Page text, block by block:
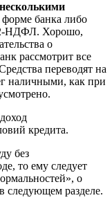
банка либо
2-НДФЛ. Хорошо,
о
рассмотрит все
переводят на
наличными, как при
кредита.
без
то ему следует
о
следующем разделе.